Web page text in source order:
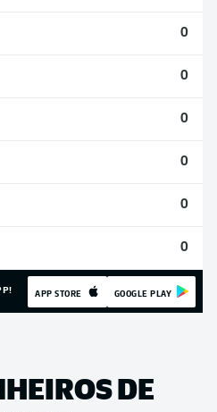
0
0
0
0
0
0
APP STORE GOOGLE PLAY
DE